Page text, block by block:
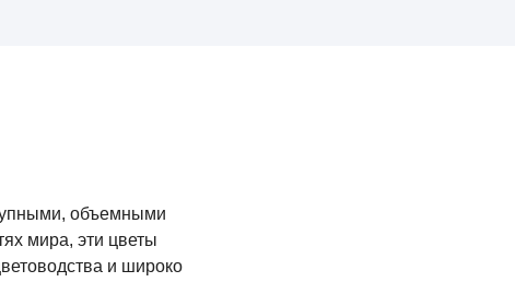
объемными
мира, эти цветы
и широко